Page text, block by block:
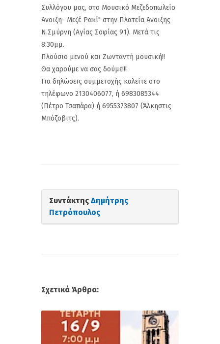
Συλλόγου μας, στο Μουσικό Μεζεδοπωλείο
Άνοιξη- Μεζέ Ρακί" στην Πλατεία Άνοιξης
Ν.Σμύρνη (Αγίας Σοφίας 91). Μετά τις
8:30μμ.
Πλούσιο μενού και Ζωνταντή μουσική!!
Θα χαρούμε να σας δούμε!!!
Για δηλώσεις συμμετοχής καλείτε στο
τηλέφωνο 2130406077, ή 6983085344
(Πέτρο Τσαπάρα) ή 6955373807 (Άλκηστις
Μπόζοβιτς).
Συντάκτης Δημήτρης
Πετρόπουλος
Σχετικά Άρθρα: